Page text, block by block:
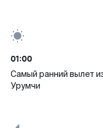
01:00
Самый ранний вылет
Урумчи